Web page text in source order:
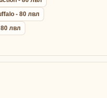
- 80 лвл
лвл